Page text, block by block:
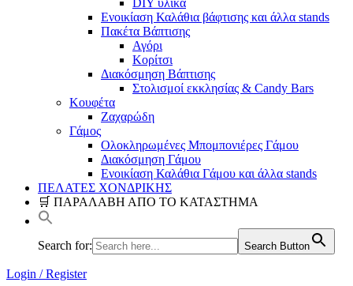
Ενοικίαση Καλάθια βάφτισης και άλλα stands
Πακέτα Βάπτισης
Αγόρι
Κορίτσι
Διακόσμηση Βάπτισης
Στολισμοί εκκλησίας & Candy Bars
Κουφέτα
Ζαχαρώδη
Γάμος
Ολοκληρωμένες Μπομπονιέρες Γάμου
Διακόσμηση Γάμου
Ενοικίαση Καλάθια Γάμου και άλλα stands
ΠΕΛΑΤΕΣ ΧΟΝΔΡΙΚΗΣ
🛒 ΠΑΡΑΛΑΒΗ ΑΠΟ ΤΟ ΚΑΤΑΣΤΗΜΑ
Search for: Search Button
Login / Register